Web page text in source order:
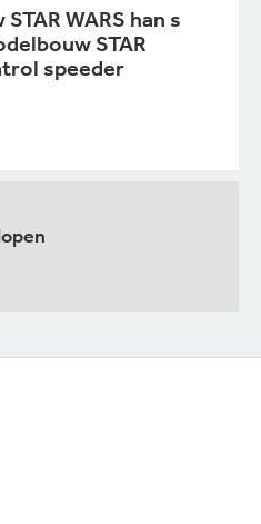
WARS han s
STAR
speeder